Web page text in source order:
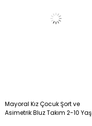
Mayoral Kız Çocuk Şort ve
Asimetrik Bluz Takım 2-10 Yaş